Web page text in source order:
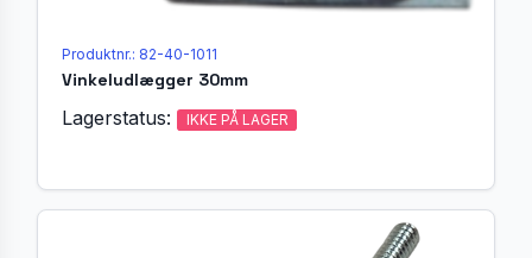
Produktnr.: 82-40-1011
Vinkeludlægger 30mm
Lagerstatus: IKKE PÅ LAGER